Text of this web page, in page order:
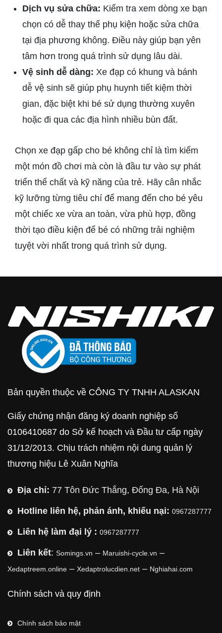
Dịch vụ sửa chữa: Kiểm tra xem dòng xe bạn
chọn có dễ thay thế phụ kiện hoặc sửa chữa
tại địa phương không. Điều này giúp bạn yên
tâm hơn trong quá trình sử dụng lâu dài.
Vệ sinh dễ dàng: Xe đạp có khung và bánh
dễ vệ sinh sẽ giúp phụ huynh tiết kiệm thời
gian, đặc biệt khi bé sử dụng thường xuyên
hoặc đi qua các địa hình nhiều bùn đất.
Chọn xe đạp gấp cho bé không chỉ là tìm kiếm
một món đồ chơi mà còn là đầu tư vào sự phát
triển thể chất và kỹ năng của trẻ. Hãy cân nhắc
kỹ lưỡng từng tiêu chí để mang đến cho bé yêu
một chiếc xe vừa an toàn, vừa phù hợp, đồng
thời tạo điều kiện để bé có những trải nghiệm
tuyệt vời nhất trong quá trình sử dụng.
Bản quyền thuộc về CÔNG TY TNHH ALASKAN
Giấy chứng nhận đăng ký doanh nghiệp số
0106410687 do Sở kế hoạch và Đầu tư cấp ngày
31/12/2013. Chịu trách nhiệm nội dung quản lý
thương hiệu Lê Xuân Nghĩa
Địa chỉ: 77 Tôn Đức Thắng, Đống Đa, Hà Nội
Hotline liên hệ, phản ánh, khiếu nại: 0967287777
Liên hệ làm đại lý : 0967287777
Liên kết: Somings.vn – Maruishi-cycle.vn –
Xedaptreem.online – Xedaptrolucdien.net – Nghiahai.com
Chính sách và quy định
Chính sách bảo mật